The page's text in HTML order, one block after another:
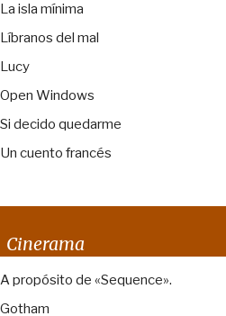
La isla mínima
Líbranos del mal
Lucy
Open Windows
Si decido quedarme
Un cuento francés
Cinerama
A propósito de «Sequence».
Gotham